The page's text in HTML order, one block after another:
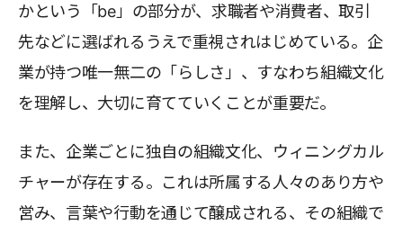
かという「be」の部分が、求職者や消費者、取引
先などに選ばれるうえで重視されはじめている。企
業が持つ唯一無二の「らしさ」、すなわち組織文化
を理解し、大切に育てていくことが重要だ。
また、企業ごとに独自の組織文化、ウィニングカル
チャーが存在する。これは所属する人々のあり方や
営み、言葉や行動を通じて醸成される、その組織で